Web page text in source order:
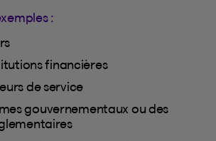
:
financières
de service
gouvernementaux ou des